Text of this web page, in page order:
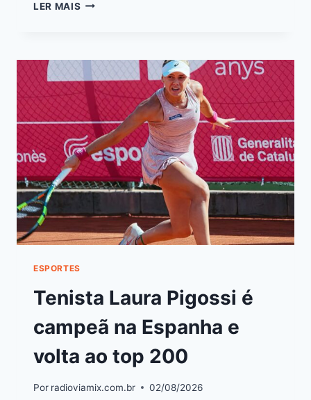
LER MAIS
ESPORTES
Tenista Laura Pigossi é
campeã na Espanha e
volta ao top 200
Por radioviamix.com.br 02/08/2026